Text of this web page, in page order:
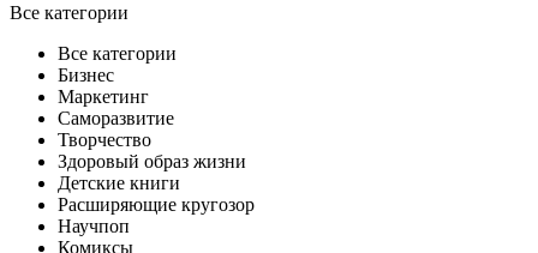
Все категории
Все категории
Бизнес
Маркетинг
Саморазвитие
Творчество
Здоровый образ жизни
Детские книги
Расширяющие кругозор
Научпоп
Комиксы